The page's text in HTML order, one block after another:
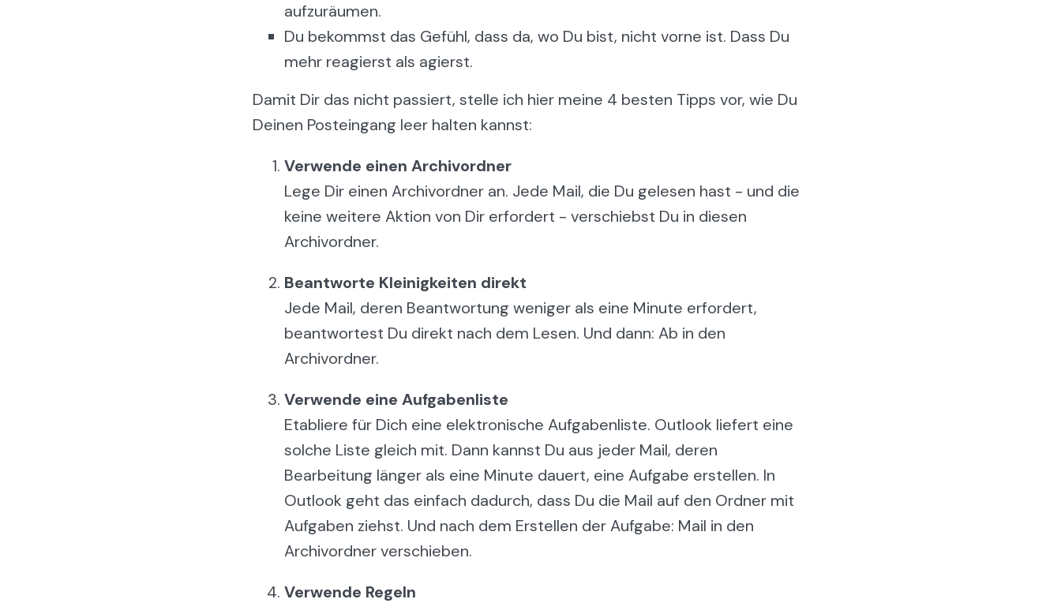
aufzuräumen.
Du bekommst das Gefühl, dass da, wo Du bist, nicht vorne ist. Dass Du
mehr reagierst als agierst.
Damit Dir das nicht passiert, stelle ich hier meine 4 besten Tipps vor, wie Du
Deinen Posteingang leer halten kannst:
Verwende einen Archivordner
Lege Dir einen Archivordner an. Jede Mail, die Du gelesen hast - und die
keine weitere Aktion von Dir erfordert - verschiebst Du in diesen
Archivordner.
Beantworte Kleinigkeiten direkt
Jede Mail, deren Beantwortung weniger als eine Minute erfordert,
beantwortest Du direkt nach dem Lesen. Und dann: Ab in den
Archivordner.
Verwende eine Aufgabenliste
Etabliere für Dich eine elektronische Aufgabenliste. Outlook liefert eine
solche Liste gleich mit. Dann kannst Du aus jeder Mail, deren
Bearbeitung länger als eine Minute dauert, eine Aufgabe erstellen. In
Outlook geht das einfach dadurch, dass Du die Mail auf den Ordner mit
Aufgaben ziehst. Und nach dem Erstellen der Aufgabe: Mail in den
Archivordner verschieben.
Verwende Regeln